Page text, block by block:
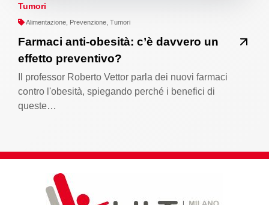
Tumori
Alimentazione, Prevenzione, Tumori
Farmaci anti-obesità: c’è davvero un
effetto preventivo?
Il professor Roberto Vettor parla dei nuovi farmaci
contro l'obesità, spiegando perché i benefici di
queste…